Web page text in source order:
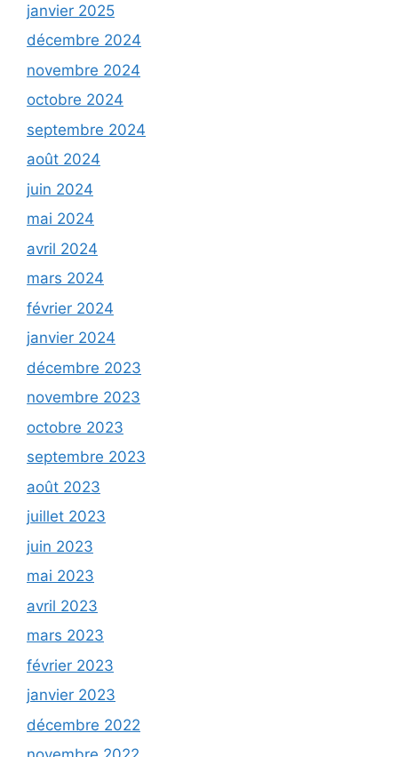
janvier 2025
décembre 2024
novembre 2024
octobre 2024
septembre 2024
août 2024
juin 2024
mai 2024
avril 2024
mars 2024
février 2024
janvier 2024
décembre 2023
novembre 2023
octobre 2023
septembre 2023
août 2023
juillet 2023
juin 2023
mai 2023
avril 2023
mars 2023
février 2023
janvier 2023
décembre 2022